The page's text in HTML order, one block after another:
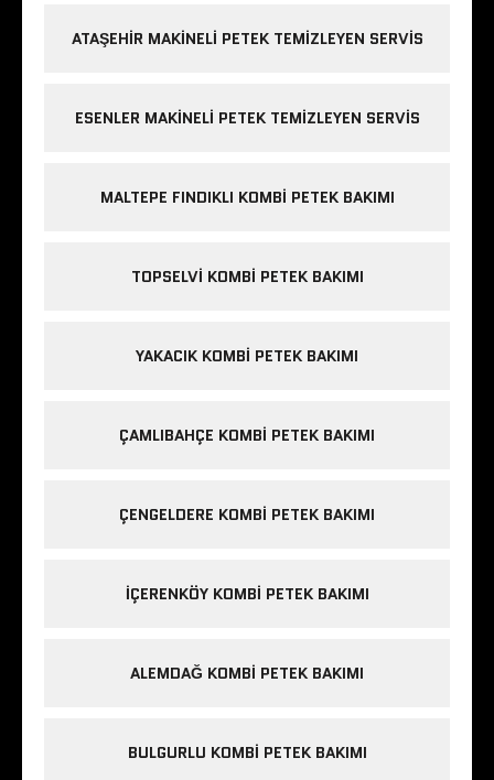
ATAŞEHIR MAKINELI PETEK TEMIZLEYEN SERVIS
ESENLER MAKINELI PETEK TEMIZLEYEN SERVIS
MALTEPE FINDIKLI KOMBI PETEK BAKIMI
TOPSELVI KOMBI PETEK BAKIMI
YAKACIK KOMBI PETEK BAKIMI
ÇAMLIBAHÇE KOMBI PETEK BAKIMI
ÇENGELDERE KOMBI PETEK BAKIMI
IÇERENKÖY KOMBI PETEK BAKIMI
ALEMDAĞ KOMBI PETEK BAKIMI
BULGURLU KOMBI PETEK BAKIMI